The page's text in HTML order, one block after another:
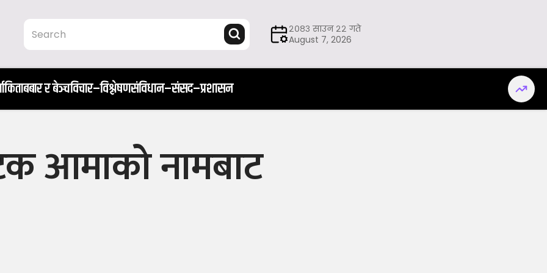
२०८३ साउन २२ गते
August 7, 2026
किताबबार र बेञ्चविचार–विश्लेषणसंविधान–संसद–प्रशासन
आमाको नामबाट